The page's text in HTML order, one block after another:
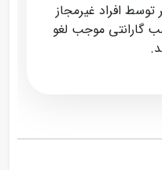
توسط افراد غیرمجاز
موجب لغو